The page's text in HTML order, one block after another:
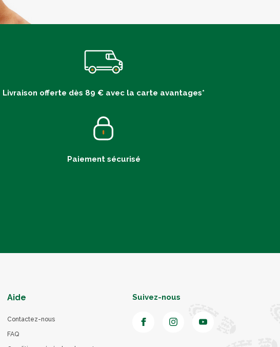
Livraison offerte dès 89 € avec la carte avantages*
Paiement sécurisé
Aide
Contactez-nous
FAQ
Suivez-nous